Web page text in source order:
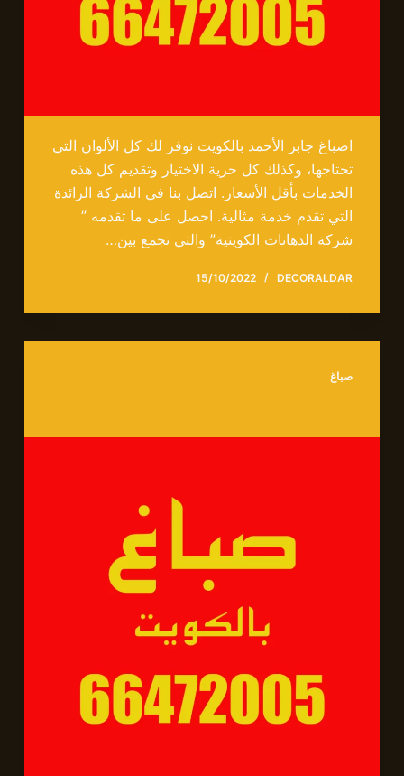
اصباغ جابر الأحمد بالكويت نوفر لك كل الألوان التي
تحتاجها، وكذلك كل حرية الاختيار وتقديم كل هذه
الخدمات بأقل الأسعار. اتصل بنا في الشركة الرائدة
التي تقدم خدمة مثالية. احصل على ما تقدمه ”
شركة الدهانات الكويتية” والتي تجمع بين…
DECORALDAR
15/10/2022
صباغ